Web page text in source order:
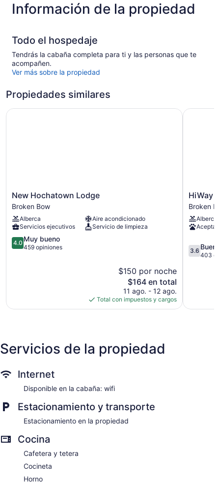
Información de la propiedad
Todo el hospedaje
Tendrás la cabaña completa para ti y las personas que te
acompañen.
Ver más sobre la propiedad
Propiedades similares
New
Hochatown
Lodge
Broken
Bow
New Hochatown Lodge
Broken Bow
Alberca
Aire acondicionado
Servicios ejecutivos
Servicio de limpieza
4.0
de
4.0 Muy bueno
459 opiniones
$150 por noche
El
precio
actual
es
$164 en total
11 ago. - 12 ago.
Total con impuestos y cargos
New Hochatown Lodge
HiWay
Inn
Express
of
Broken
Broken
Bow
HiWay
Broken
Alberca
Acepta
3.6
de
3.6 Bueno
403
HiWay
Servicios de la propiedad
Internet
Disponible en la cabaña: wifi
Estacionamiento y transporte
Estacionamiento en la propiedad
Cocina
Cafetera y tetera
Cocineta
Horno